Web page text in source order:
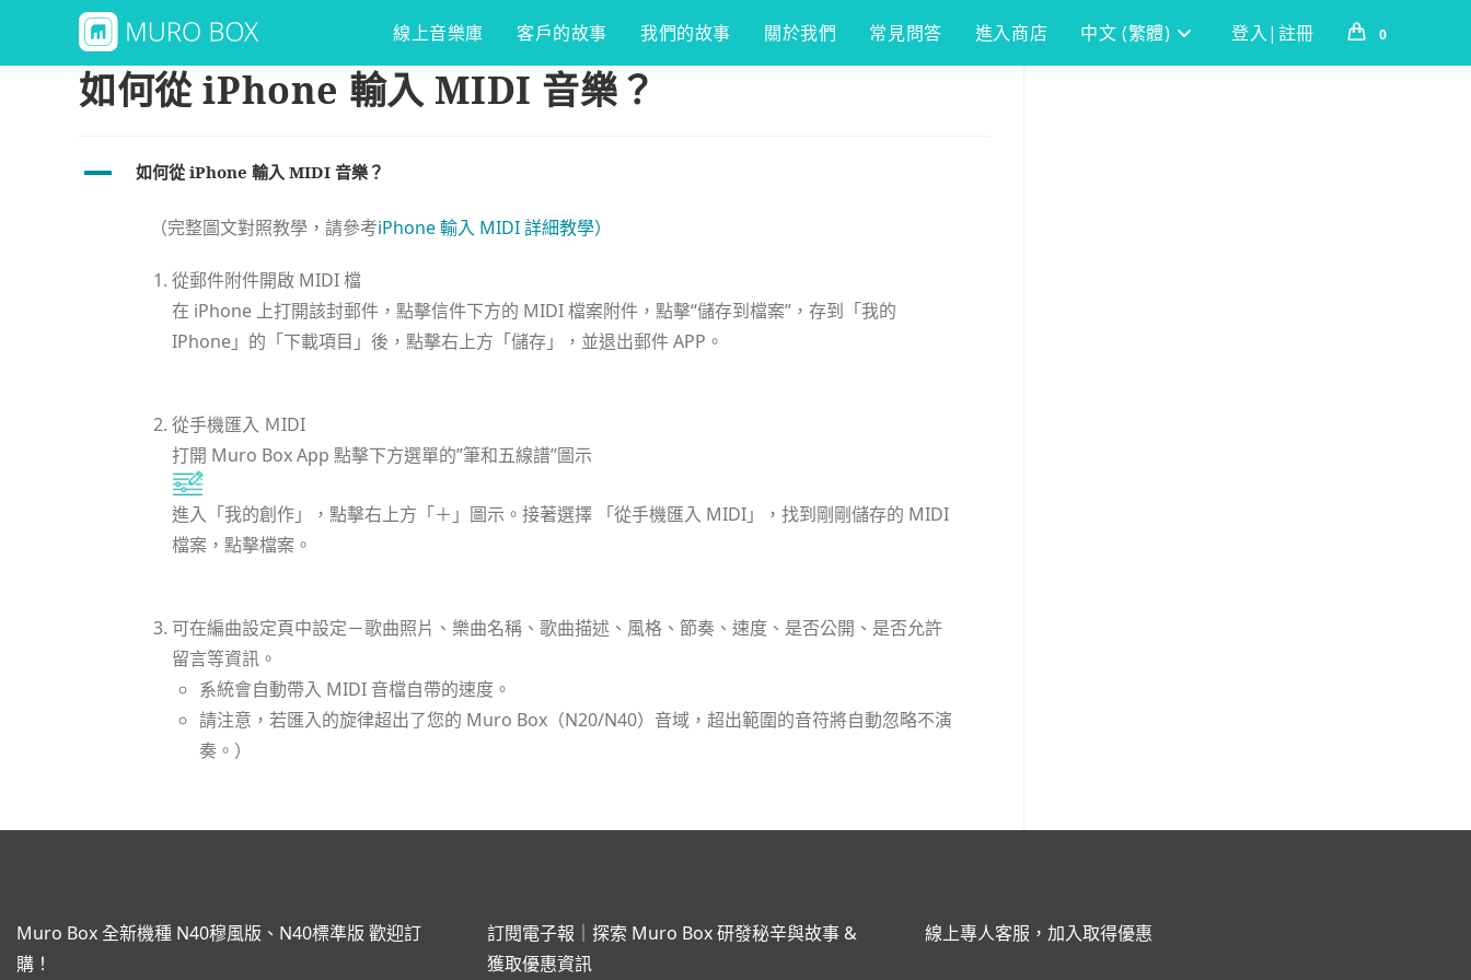
線上音樂庫 客戶的故事 我們的故事 關於我們 常見問答 進入商店 中文 (繁體) 登入|註冊 0
如何從 iPhone 輸入 MIDI 音樂？
A 如何從 iPhone 輸入 MIDI 音樂？
（完整圖文對照教學，請參考iPhone 輸入 MIDI 詳細教學）
從郵件附件開啟 MIDI 檔
在 iPhone 上打開該封郵件，點擊信件下方的 MIDI 檔案附件，點擊“儲存到檔案”，存到「我的
IPhone」的「下載項目」後，點擊右上方「儲存」，並退出郵件 APP。
從手機匯入 ＭIDI
打開 Muro Box App 點擊下方選單的”筆和五線譜”圖示
進入「我的創作」，點擊右上方「＋」圖示。接著選擇 「從手機匯入 MIDI」，找到剛剛儲存的 MIDI
檔案，點擊檔案。
可在編曲設定頁中設定－歌曲照片、樂曲名稱、歌曲描述、風格、節奏、速度、是否公開、是否允許
留言等資訊。
系統會自動帶入 MIDI 音檔自帶的速度。
請注意，若匯入的旋律超出了您的 Muro Box（N20/N40）音域，超出範圍的音符將自動忽略不演
奏。）
Muro Box 全新機種 N40穆風版、N40標準版 歡迎訂
購！
訂閱電子報｜探索 Muro Box 研發秘辛與故事 &
獲取優惠資訊
線上專人客服，加入取得優惠